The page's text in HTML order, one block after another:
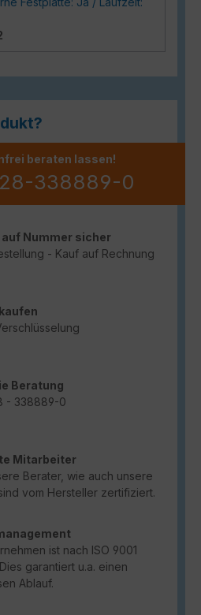
beraten lassen!
338889-0
auf Nummer sicher
- Kauf auf Rechnung
Beratung
- 338889-0
Mitarbeiter
Berater, wie auch unsere
vom Hersteller zertifiziert.
ist nach ISO 9001
garantiert u.a. einen
Ablauf.